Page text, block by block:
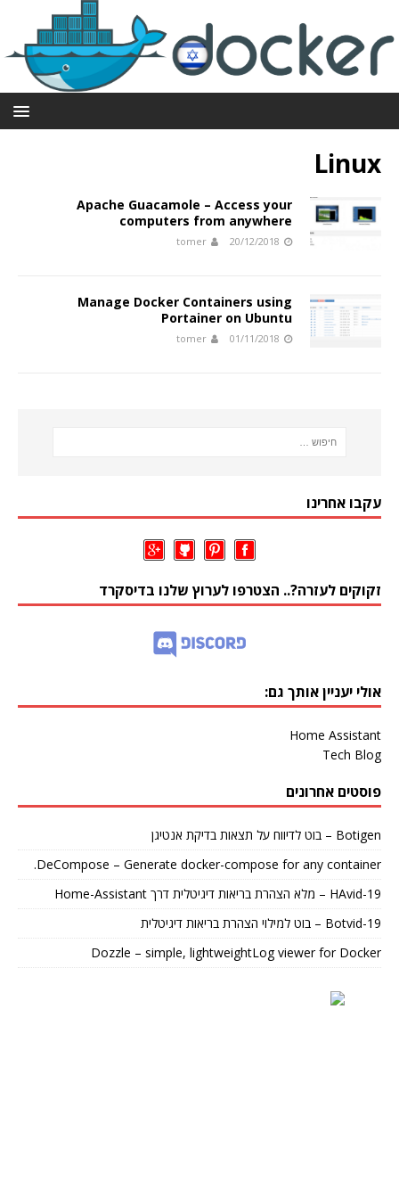
Linux
Apache Guacamole – Access your
computers from anywhere
20/12/2018
tomer
Manage Docker Containers using
Portainer on Ubuntu
01/11/2018
tomer
עקבו אחרינו
זקוקים לעזרה?.. הצטרפו לערוץ שלנו בדיסקרד
אולי יעניין אותך גם:
Home Assistant
Tech Blog
פוסטים אחרונים
Botigen – בוט לדיווח על תצאות בדיקת אנטיגן
DeCompose – Generate docker-compose for any container.
HAvid-19 – מלא הצהרת בריאות דיגיטלית דרך Home-Assistant
Botvid-19 – בוט למילוי הצהרת בריאות דיגיטלית
Dozzle – simple, lightweightLog viewer for Docker